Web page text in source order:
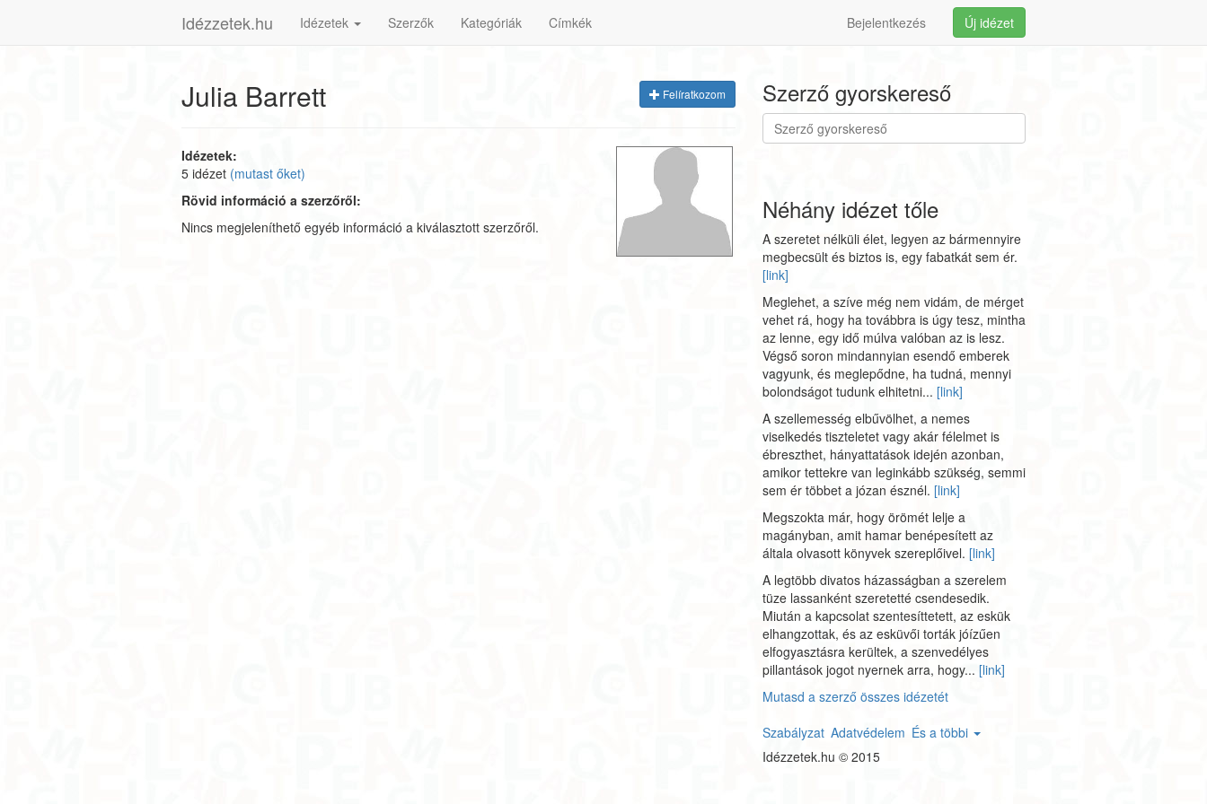
Idézzetek.hu Idézetek Szerzők Kategóriák Címkék Új idézet
Bejelentkezés
Felíratkozom
Julia Barrett
Idézetek:
5 idézet (mutast őket)
Rövid információ a szerzőről:
Nincs megjeleníthető egyéb információ a kiválasztott szerzőről.
Szerző gyorskereső
Néhány idézet tőle
A szeretet nélküli élet, legyen az bármennyire
megbecsült és biztos is, egy fabatkát sem ér.
[link]
Meglehet, a szíve még nem vidám, de mérget
vehet rá, hogy ha továbbra is úgy tesz, mintha
az lenne, egy idő múlva valóban az is lesz.
Végső soron mindannyian esendő emberek
vagyunk, és meglepődne, ha tudná, mennyi
bolondságot tudunk elhitetni... [link]
A szellemesség elbűvölhet, a nemes
viselkedés tiszteletet vagy akár félelmet is
ébreszthet, hányattatások idején azonban,
amikor tettekre van leginkább szükség, semmi
sem ér többet a józan észnél. [link]
Megszokta már, hogy örömét lelje a
magányban, amit hamar benépesített az
általa olvasott könyvek szereplőivel. [link]
A legtöbb divatos házasságban a szerelem
tüze lassanként szeretetté csendesedik.
Miután a kapcsolat szentesíttetett, az eskük
elhangzottak, és az esküvői torták jóízűen
elfogyasztásra kerültek, a szenvedélyes
pillantások jogot nyernek arra, hogy... [link]
Mutasd a szerző összes idézetét
Szabályzat Adatvédelem És a többi
Idézzetek.hu © 2015